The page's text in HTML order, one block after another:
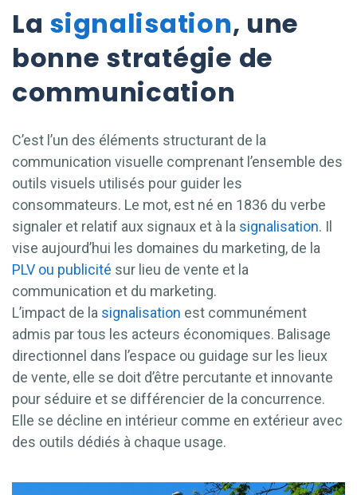
La signalisation, une
bonne stratégie de
communication
C’est l’un des éléments structurant de la
communication visuelle comprenant l’ensemble des
outils visuels utilisés pour guider les
consommateurs. Le mot, est né en 1836 du verbe
signaler et relatif aux signaux et à la signalisation. Il
vise aujourd’hui les domaines du marketing, de la
PLV ou publicité sur lieu de vente et la
communication et du marketing.
L’impact de la signalisation est communément
admis par tous les acteurs économiques. Balisage
directionnel dans l’espace ou guidage sur les lieux
de vente, elle se doit d’être percutante et innovante
pour séduire et se différencier de la concurrence.
Elle se décline en intérieur comme en extérieur avec
des outils dédiés à chaque usage.